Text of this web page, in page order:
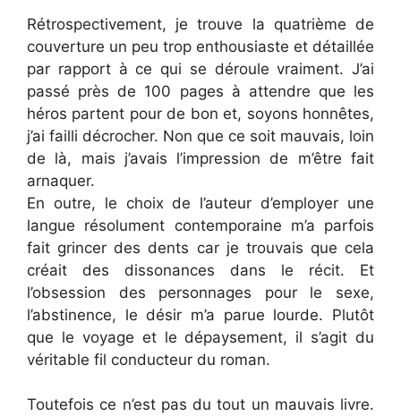
Rétrospectivement, je trouve la quatrième de
couverture un peu trop enthousiaste et détaillée
par rapport à ce qui se déroule vraiment. J’ai
passé près de 100 pages à attendre que les
héros partent pour de bon et, soyons honnêtes,
j’ai failli décrocher. Non que ce soit mauvais, loin
de là, mais j’avais l’impression de m’être fait
arnaquer.
En outre, le choix de l’auteur d’employer une
langue résolument contemporaine m’a parfois
fait grincer des dents car je trouvais que cela
créait des dissonances dans le récit. Et
l’obsession des personnages pour le sexe,
l’abstinence, le désir m’a parue lourde. Plutôt
que le voyage et le dépaysement, il s’agit du
véritable fil conducteur du roman.
Toutefois ce n’est pas du tout un mauvais livre.